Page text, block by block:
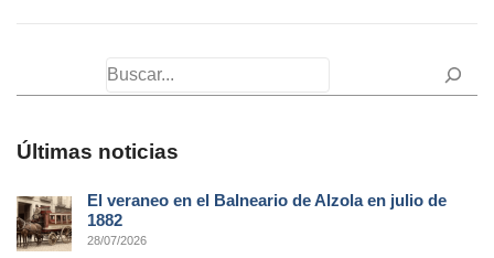
Últimas noticias
El veraneo en el Balneario de Alzola en julio de
1882
28/07/2026